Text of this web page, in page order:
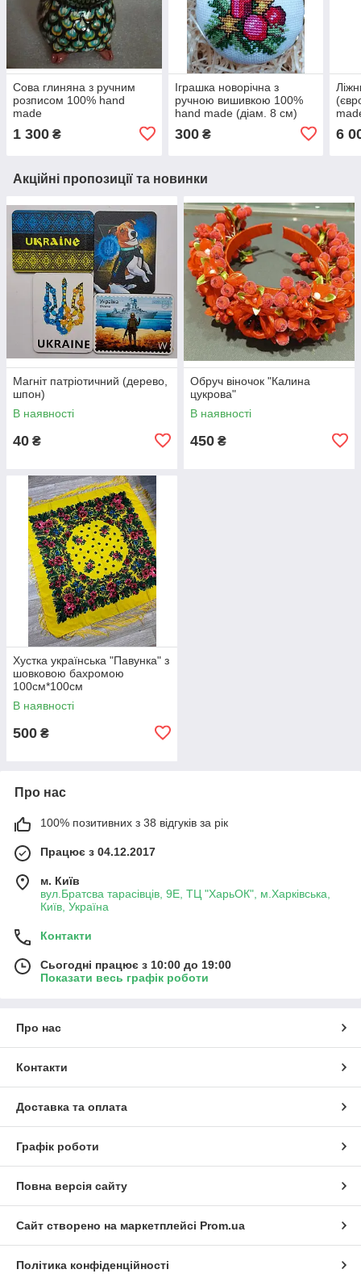
Сова глиняна з ручним
розписом 100% hand
made
1 300 ₴
Іграшка новорічна з
ручною вишивкою 100%
hand made (діам. 8 см)
300₴ 6
Акційні пропозиції та новинки
Магніт патріотичний (дерево,
шпон)
В наявності
40 ₴
Обруч віночок "Калина
цукрова"
В наявності
450 ₴
Хустка українська "Павунка" з
шовковою бахромою
100см*100см
В наявності
500 ₴
Про нас
100% позитивних з 38 відгуків за рік
Працює з 04.12.2017
м. Київ
вул.Братсва тарасівців, 9Е, ТЦ "ХарьОК", м.Харківська,
Київ, Україна
Контакти
Сьогодні працює з 10:00 до 19:00
Показати весь графік роботи
Про нас
Контакти
Доставка та оплата
Графік роботи
Повна версія сайту
Сайт створено на маркетплейсі Prom.ua
Політика конфіденційності